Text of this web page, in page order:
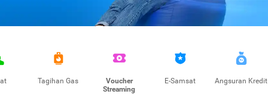
Tagihan Gas
Voucher
Streaming
E-Samsat Angsuran Kredit